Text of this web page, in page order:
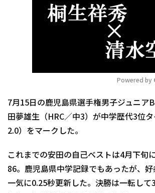
Powered by
7月15日の鹿児島県選手権男子ジュニア
田夢雄生（HRC／中3）が中学歴代3位
2.0）をマークした。
これまでの安田の自己ベストは4月下旬
86。鹿児島県中学記録でもあったが、
一気に0.25秒更新した。決勝は一転して